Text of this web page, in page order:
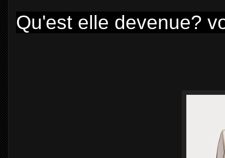
Qu'est elle devenue?